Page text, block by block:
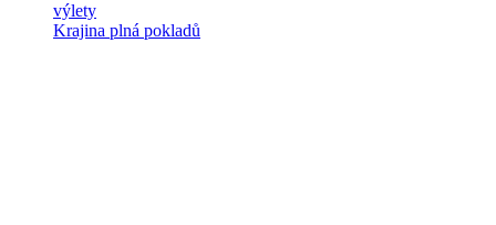
výlety
Krajina plná pokladů